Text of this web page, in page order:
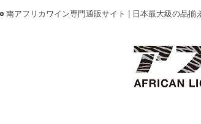
南アフリカワイン専門通販サイト | 日本最大級の品揃え